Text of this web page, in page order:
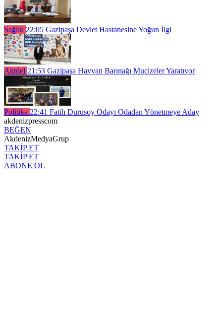
Sağlık 22:05 Gazipaşa Devlet Hastanesine Yoğun İlgi
Aktüel 21:53 Gazipaşa Hayvan Barınağı Mucizeler Yaratıyor
Politika 22:41 Fatih Durusoy Odayı Odadan Yönetmeye Aday
akdenizpresscom
BEĞEN
AkdenizMedyaGrup
TAKİP ET
TAKİP ET
ABONE OL